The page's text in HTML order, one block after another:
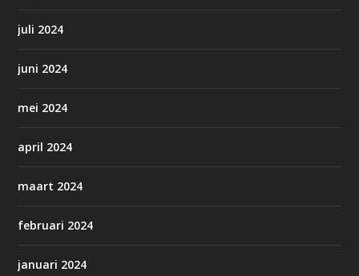
juli 2024
juni 2024
mei 2024
april 2024
maart 2024
februari 2024
januari 2024